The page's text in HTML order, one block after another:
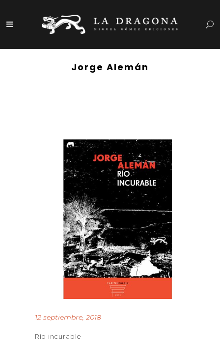
Jorge Alemán
12 septiembre, 2018
Río incurable